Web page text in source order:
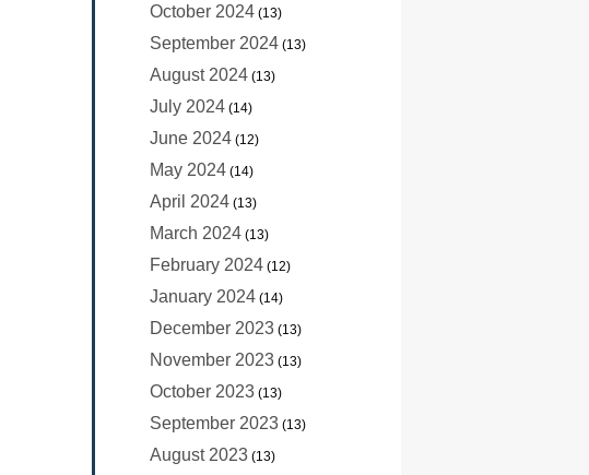
October 2024 (13)
September 2024 (13)
August 2024 (13)
July 2024 (14)
June 2024 (12)
May 2024 (14)
April 2024 (13)
March 2024 (13)
February 2024 (12)
January 2024 (14)
December 2023 (13)
November 2023 (13)
October 2023 (13)
September 2023 (13)
August 2023 (13)